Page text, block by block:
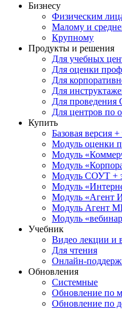
Бизнесу
Физическим
Малому и
Крупному
Продукты и решения
Для учебных
Для оценки
Для
Для
Для проведения
Для центров по
Купить
Базовая версия
Модуль оценки
Модуль
Модуль
Модуль СОУТ +
Модуль
Модуль «Агент
Модуль Агент
Модуль
Учебник
Видео лекции и
Для чтения
Онлайн-
Обновления
Системные
Обновление по
Обновление по